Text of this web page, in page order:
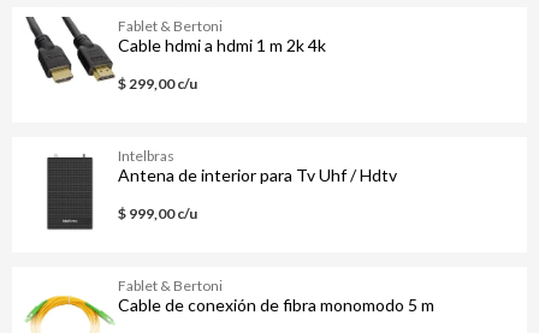
Fablet & Bertoni
Cable hdmi a hdmi 1 m 2k 4k
$ 299,00 c/u
Intelbras
Antena de interior para Tv Uhf / Hdtv
$ 999,00 c/u
Fablet & Bertoni
Cable de conexión de fibra monomodo 5 m